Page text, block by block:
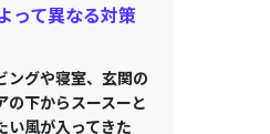
って異なる対策
ングや寝室、玄関の
の下からスースーと
い風が入ってきた